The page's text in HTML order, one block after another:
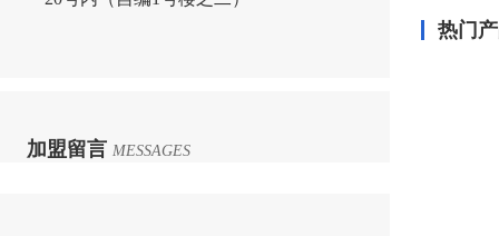
加盟留言 MESSAGES
热门